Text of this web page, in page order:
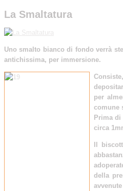
La Smaltatura
Uno smalto bianco di fondo verrà
antichissima, per immersione.
per
comune
Prima
circa
Il
della